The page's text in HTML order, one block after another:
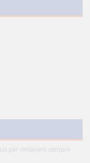
per rimanere sempre